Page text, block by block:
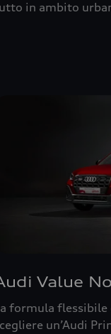
in ambito
Value
formula
un’Audi